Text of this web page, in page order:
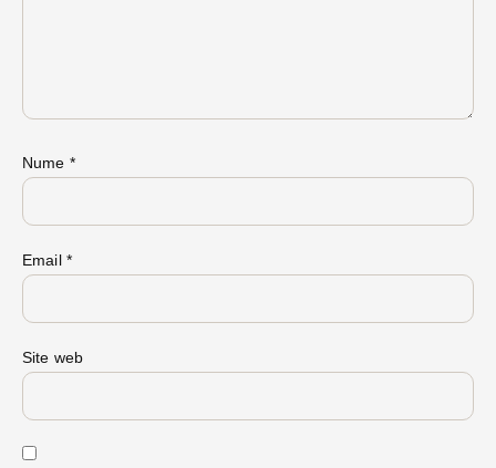
Nume *
Email *
Site web